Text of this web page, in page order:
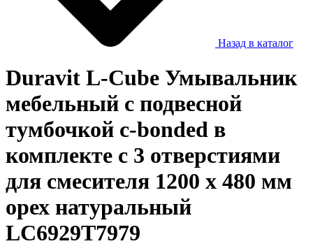
Назад в каталог
Duravit L-Cube Умывальник
мебельный с подвесной
тумбочкой c-bonded в
комплекте с 3 отверстиями
для смесителя 1200 x 480 мм
орех натуральный
LC6929T7979